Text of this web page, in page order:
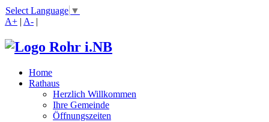
Select Language ▼
A+ | A- |
Home
Rathaus
Herzlich Willkommen
Ihre Gemeinde
Öffnungszeiten